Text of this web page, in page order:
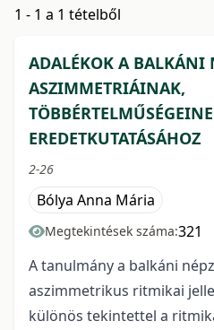
1 - 1 a 1 tételből
ADALÉKOK A BALKÁNI
ASZIMMETRIÁINAK,
EREDETKUTATÁSÁHOZ
2-26
Bólya Anna Mária
Megtekintések száma:321
A tanulmány a balkáni
aszimmetrikus ritmikai
különös tekintettel a